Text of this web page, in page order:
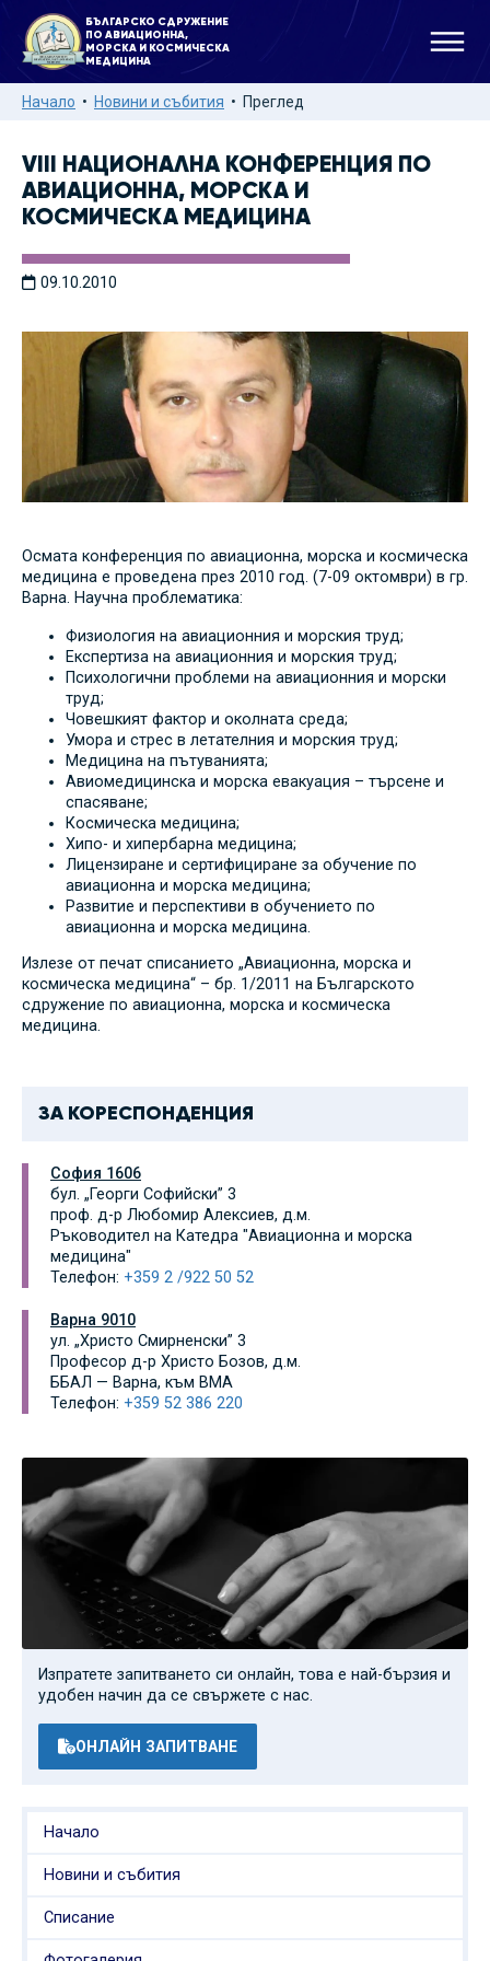
БЪЛГАРСКО СДРУЖЕНИЕ
ПО АВИАЦИОННА,
МОРСКА И КОСМИЧЕСКА
МЕДИЦИНА
Начало Новини и събития Преглед
VIII НАЦИОНАЛНА КОНФЕРЕНЦИЯ ПО
АВИАЦИОННА, МОРСКА И
КОСМИЧЕСКА МЕДИЦИНА
09.10.2010
Осмата конференция по авиационна, морска и космическа
медицина е проведена през 2010 год. (7-09 октомври) в гр.
Варна. Научна проблематика:
Физиология на авиационния и морския труд;
Експертиза на авиационния и морския труд;
Психологични проблеми на авиационния и морски
труд;
Човешкият фактор и околната среда;
Умора и стрес в летателния и морския труд;
Медицина на пътуванията;
Авиомедицинска и морска евакуация – търсене и
спасяване;
Космическа медицина;
Хипо- и хипербарна медицина;
Лицензиране и сертифициране за обучение по
авиационна и морска медицина;
Развитие и перспективи в обучението по
авиационна и морска медицина.
Излезе от печат списанието „Авиационна, морска и
космическа медицина“ – бр. 1/2011 на Българското
сдружение по авиационна, морска и космическа
медицина.
ЗА КОРЕСПОНДЕНЦИЯ
София 1606
бул. „Георги Софийски” 3
проф. д-р Любомир Алексиев, д.м.
Ръководител на Катедра "Авиационна и морска
медицина"
Телефон: +359 2 /922 50 52
Варна 9010
ул. „Христо Смирненски” 3
Професор д-р Христо Бозов, д.м.
ББАЛ — Варна, към ВМA
Телефон: +359 52 386 220
Изпратете запитването си онлайн, това е най-бързия и
удобен начин да се свържете с нас.
ОНЛАЙН ЗАПИТВАНЕ
Начало
Новини и събития
Списание